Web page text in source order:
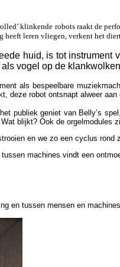
klinkende robots raakt de
heeft leren vliegen, verkent het
huid, is tot
vogel op de
als bespeelbare
deze robot ontsnapt alweer aan
publiek geniet van Belly’s
blijkt? Ook de orgelmodules
en we zo een cyclus
machines vindt een
en tussen mensen en